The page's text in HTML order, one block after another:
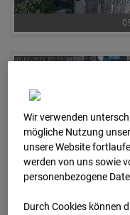
Wir verwenden
mögliche Nutzung
unsere Website
werden von uns sowie
personenbezogene
Durch Cookies können